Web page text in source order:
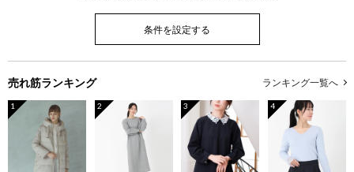
条件を設定する
売れ筋ランキング ランキング一覧へ
1 2 3 4